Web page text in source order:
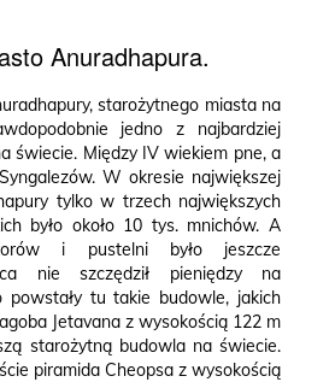
Anuradhapura.
starożytnego miasta na
jedno z najbardziej
świecie. Między IV wiekiem pne, a
W okresie największej
tylko w trzech największych
było około 10 tys. mnichów. A
i pustelni było jeszcze
nie szczędził pieniędzy na
powstały tu takie budowle, jakich
Jetavana z wysokością 122 m
starożytną budowla na świecie.
piramida Cheopsa z wysokością